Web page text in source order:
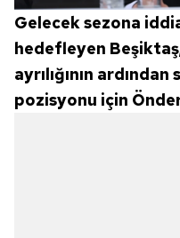
Gelecek sezona
hedefleyen
ayrılığının
pozisyonu için